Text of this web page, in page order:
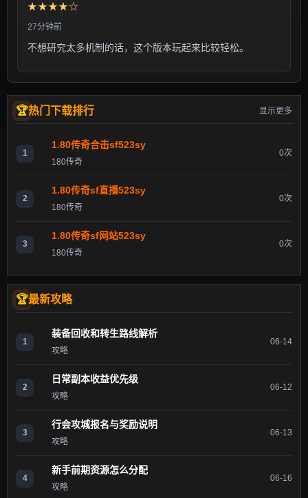
★★★★☆
27分钟前
不想研究太多机制的话，这个版本玩起来比较轻松。
热门下载排行 显示更多
1
1.80传奇合击sf523sy
180传奇
0次
2
1.80传奇sf直播523sy
180传奇
0次
3
1.80传奇sf网站523sy
180传奇
0次
最新攻略
1
装备回收和转生路线解析
攻略
06-14
2
日常副本收益优先级
攻略
06-12
3
行会攻城报名与奖励说明
攻略
06-13
4
新手前期资源怎么分配
攻略
06-16